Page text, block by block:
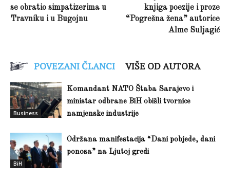
se obratio simpatizerima u
Travniku i u Bugojnu
knjiga poezije i proze
“Pogrešna žena” autorice
Alme Suljagić
POVEZANI ČLANCI VIŠE OD AUTORA
Business
Komandant NATO Štaba Sarajevo i
ministar odbrane BiH obišli tvornice
namjenske industrije
BiH
Održana manifestacija “Dani pobjede, dani
ponosa” na Ljutoj gredi